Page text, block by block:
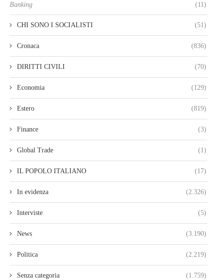
Banking (11)
CHI SONO I SOCIALISTI (51)
Cronaca (836)
DIRITTI CIVILI (70)
Economia (129)
Estero (819)
Finance (3)
Global Trade (1)
IL POPOLO ITALIANO (17)
In evidenza (2.326)
Interviste (5)
News (3.190)
Politica (2.219)
Senza categoria (1.759)